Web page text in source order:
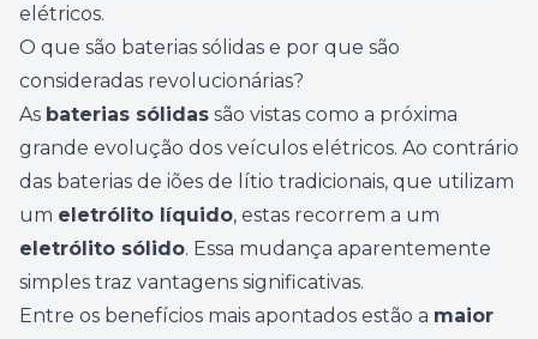
elétricos.
O que são baterias sólidas e por que são
consideradas revolucionárias?
As baterias sólidas são vistas como a próxima
grande evolução dos veículos elétricos. Ao contrário
das baterias de iões de lítio tradicionais, que utilizam
um eletrólito líquido, estas recorrem a um
eletrólito sólido. Essa mudança aparentemente
simples traz vantagens significativas.
Entre os benefícios mais apontados estão a maior